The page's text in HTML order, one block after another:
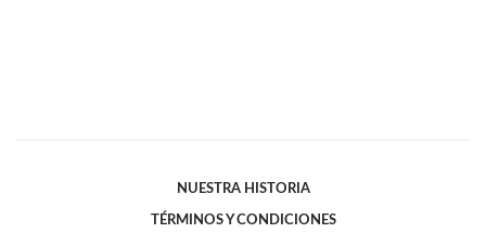
NUESTRA HISTORIA
TÉRMINOS Y CONDICIONES